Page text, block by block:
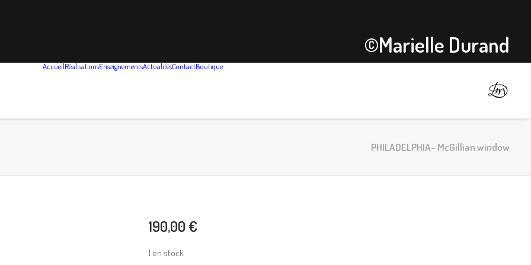
©Marielle Durand
AccueilRéalisationsEnseignementsActualitésContactBoutique
PHILADELPHIA- McGillian window
190,00 €
1 en stock